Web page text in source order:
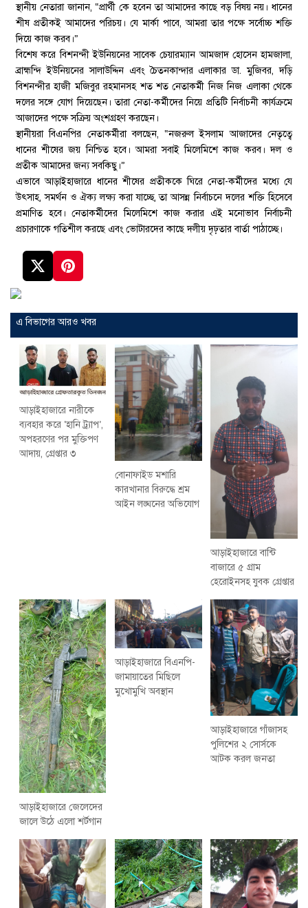
স্থানীয় নেতারা জানান, “প্রার্থী কে হবেন তা আমাদের কাছে বড় বিষয় নয়। ধানের
শীষ প্রতীকই আমাদের পরিচয়। যে মার্কা পাবে, আমরা তার পক্ষে সর্বোচ্চ শক্তি
দিয়ে কাজ করব।”
বিশেষ করে বিশনন্দী ইউনিয়নের সাবেক চেয়ারম্যান আমজাদ হোসেন হামজালা,
ব্রাহ্মন্দি ইউনিয়নের সালাউদ্দিন এবং চৈতনকান্দার এলাকার ডা. মুজিবর, দড়ি
বিশনন্দীর হাজী মজিবুর রহমানসহ শত শত নেতাকর্মী নিজ নিজ এলাকা থেকে
দলের সঙ্গে যোগ দিয়েছেন। তারা নেতা-কর্মীদের নিয়ে প্রতিটি নির্বাচনী কার্যক্রমে
আজাদের পক্ষে সক্রিয় অংশগ্রহণ করছেন।
স্থানীয়রা বিএনপির নেতাকর্মীরা বলছেন, “নজরুল ইসলাম আজাদের নেতৃত্বে
ধানের শীষের জয় নিশ্চিত হবে। আমরা সবাই মিলেমিশে কাজ করব। দল ও
প্রতীক আমাদের জন্য সবকিছু।”
এভাবে আড়াইহাজারে ধানের শীষের প্রতীককে ঘিরে নেতা-কর্মীদের মধ্যে যে
উৎসাহ, সমর্থন ও ঐক্য লক্ষ্য করা যাচ্ছে, তা আসন্ন নির্বাচনে দলের শক্তি হিসেবে
প্রমাণিত হবে। নেতাকর্মীদের মিলেমিশে কাজ করার এই মনোভাব নির্বাচনী
প্রচারণাকে গতিশীল করছে এবং ভোটারদের কাছে দলীয় দৃঢ়তার বার্তা পাঠাচ্ছে।
এ বিভাগের আরও খবর
আড়াইহাজারে নারীকে
ব্যবহার করে ‘হানি ট্র্যাপ’,
অপহরণের পর মুক্তিপণ
আদায়, গ্রেপ্তার ৩
বোনাফাইড মশারি
কারখানার বিরুদ্ধে শ্রম
আইন লঙ্ঘনের অভিযোগ
আড়াইহাজারে বান্টি
বাজারে ৫ গ্রাম
হেরোইনসহ যুবক গ্রেপ্তার
আড়াইহাজারে জেলেদের
জালে উঠে এলো শর্টগান
আড়াইহাজারে বিএনপি-
জামায়াতের মিছিলে
মুখোমুখি অবস্থান
আড়াইহাজারে গাঁজাসহ
পুলিশের ২ সোর্সকে
আটক করল জনতা